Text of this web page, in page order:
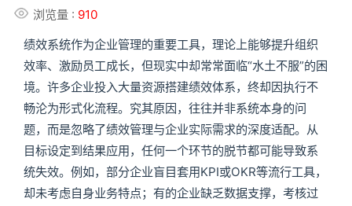
浏览量 : 910
绩效系统作为企业管理的重要工具，理论上能够提升组织
效率、激励员工成长，但现实中却常常面临“水土不服”的困
境。许多企业投入大量资源搭建绩效体系，终却因执行不
畅沦为形式化流程。究其原因，往往并非系统本身的问
题，而是忽略了绩效管理与企业实际需求的深度适配。从
目标设定到结果应用，任何一个环节的脱节都可能导致系
统失效。例如，部分企业盲目套用KPI或OKR等流行工具，
却未考虑自身业务特点；有的企业缺乏数据支撑，考核过